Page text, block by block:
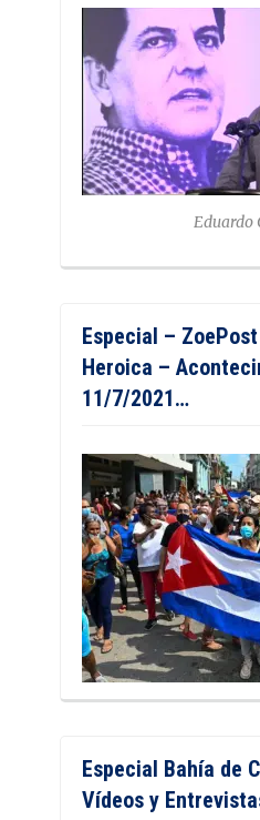
Eduardo
Especial –
Heroica –
11/7/2021…
Especial Bahía de
Vídeos y